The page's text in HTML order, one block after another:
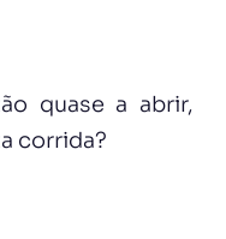
quase a abrir,
corrida?